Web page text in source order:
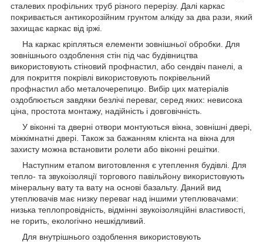
сталевих профільних труб різного перерізу. Далі каркас
покривається антикорозійним грунтом алкіду за два рази, який
захищає каркас від іржі.
На каркас кріпляться елементи зовнішньої обробки. Для
зовнішнього оздоблення стін під час будівництва
використовують стіновий профнастил, або сендвіч панелі, а
для покриття покрівлі використовують покрівельний
профнастил або металочерепицю. Вибір цих матеріалів
оздоблюється завдяки безлічі переваг, серед яких: невисока
ціна, простота монтажу, надійність і довговічність.
У віконні та дверні отвори монтуються вікна, зовнішні двері,
міжкімнатні двері. Також за бажанням клієнта на вікна для
захисту можна встановити ролети або віконні решітки.
Наступним етапом виготовлення є утеплення будівлі. Для
тепло- та звукоізоляції торгового павільйону використовують
мінеральну вату та вату на основі базальту. Даний вид
утеплювачів має низку переваг над іншими утеплювачами:
низька теплопровідність, відмінні звукоізоляційні властивості,
не горить, екологічно нешкідливий.
Для внутрішнього оздоблення використовують